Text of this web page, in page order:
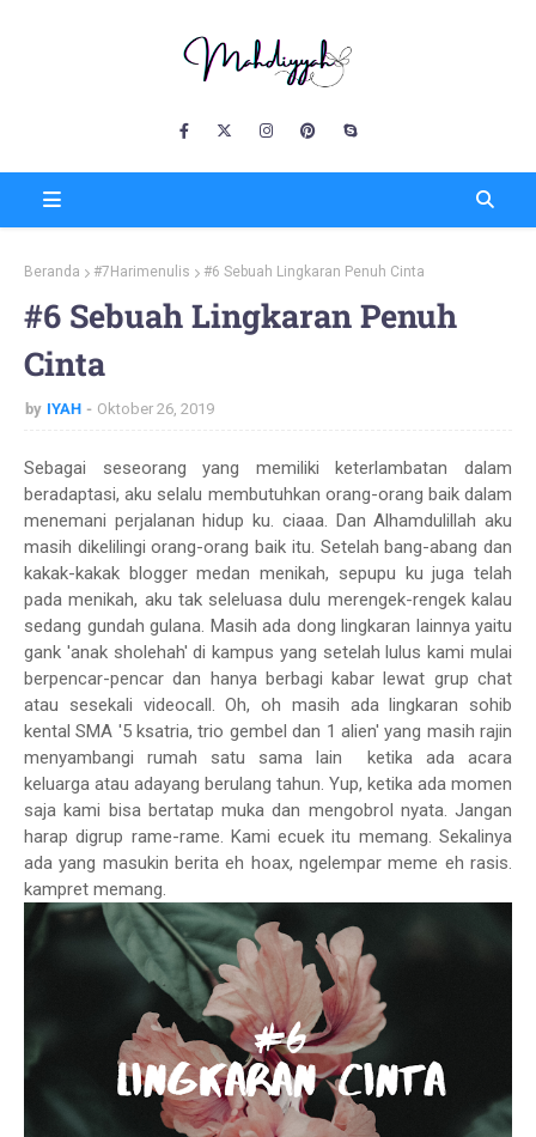
Beranda #7Harimenulis #6 Sebuah Lingkaran Penuh Cinta
#6 Sebuah Lingkaran Penuh
Cinta
by IYAH Oktober 26, 2019
Sebagai seseorang yang memiliki keterlambatan dalam
beradaptasi, aku selalu membutuhkan orang-orang baik dalam
menemani perjalanan hidup ku. ciaaa. Dan Alhamdulillah aku
masih dikelilingi orang-orang baik itu. Setelah bang-abang dan
kakak-kakak blogger medan menikah, sepupu ku juga telah
pada menikah, aku tak seleluasa dulu merengek-rengek kalau
sedang gundah gulana. Masih ada dong lingkaran lainnya yaitu
gank 'anak sholehah' di kampus yang setelah lulus kami mulai
berpencar-pencar dan hanya berbagi kabar lewat grup chat
atau sesekali videocall. Oh, oh masih ada lingkaran sohib
kental SMA '5 ksatria, trio gembel dan 1 alien' yang masih rajin
menyambangi rumah satu sama lain ketika ada acara
keluarga atau adayang berulang tahun. Yup, ketika ada momen
saja kami bisa bertatap muka dan mengobrol nyata. Jangan
harap digrup rame-rame. Kami ecuek itu memang. Sekalinya
ada yang masukin berita eh hoax, ngelempar meme eh rasis.
kampret memang.